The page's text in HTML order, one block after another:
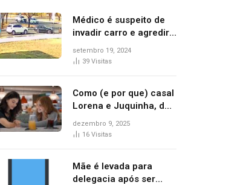
Médico é suspeito de
invadir carro e agredir
delegado aposentado
durante confusão no
setembro 19, 2024
39 Visitas
Como (e por que) casal
Lorena e Juquinha, de
‘Três Graças’, ganhou
repercussão
dezembro 9, 2025
16 Visitas
Mãe é levada para
delegacia após ser